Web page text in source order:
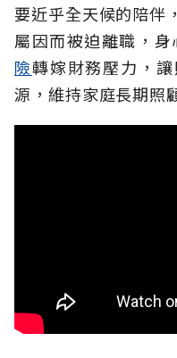
要近乎全天候的陪伴
屬因而被迫離職，身
險轉嫁財務壓力，
源，維持家庭長期照